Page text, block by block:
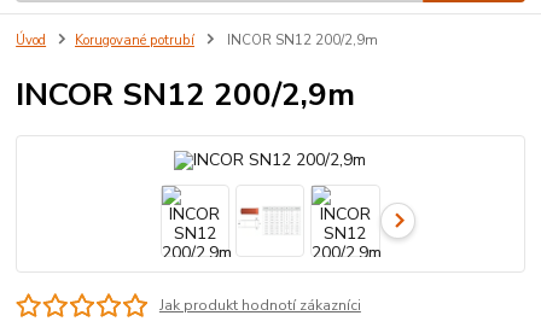
Úvod Korugované potrubí INCOR SN12 200/2,9m
INCOR SN12 200/2,9m
Jak produkt hodnotí zákazníci